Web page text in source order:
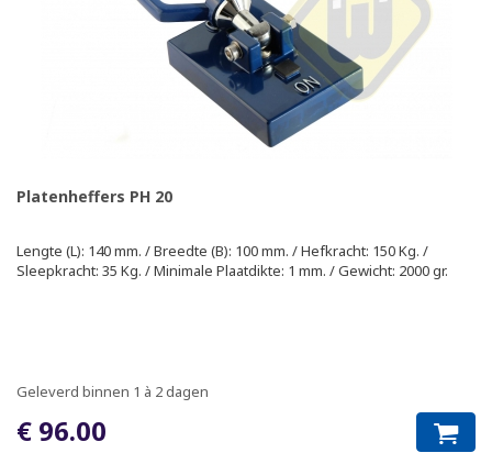
Platenheffers PH 20
Lengte (L): 140 mm. / Breedte (B): 100 mm. / Hefkracht: 150 Kg. /
Sleepkracht: 35 Kg. / Minimale Plaatdikte: 1 mm. / Gewicht: 2000 gr.
Geleverd binnen 1 à 2 dagen
€ 96.00